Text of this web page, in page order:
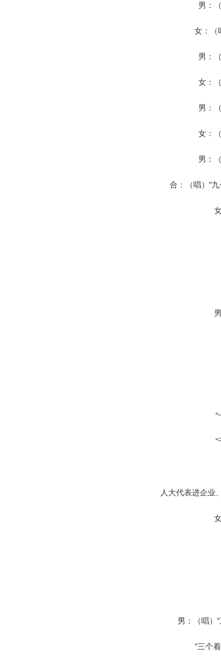
男：
女：（
男：
女：
男：
女：
男：
合：（唱）“九
“
“
人大代表进企业
男：（唱）
“三个